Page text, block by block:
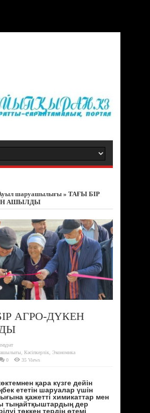
шаруашылығы » ТАҒЫ БІР
АШЫЛДЫ
АГРО-ДҮКЕН
Кәсіпкерлік
Экономика
0 35 Views
қара күзге дейін
ететін шаруалар үшін
қажетті химикаттар мен
тыңайтқыштардың дер
төккен тердің өтемі